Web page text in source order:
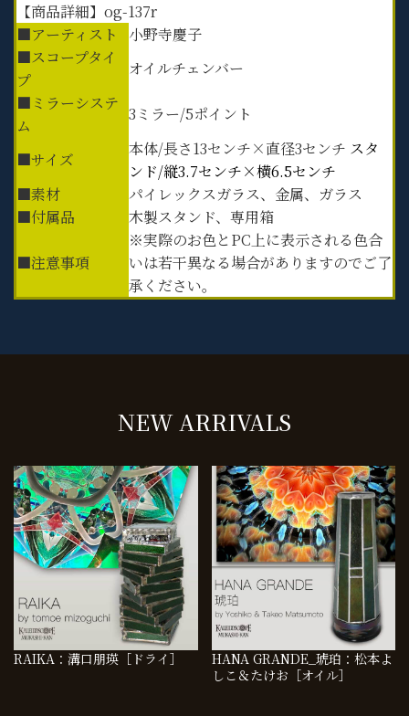
【商品詳細】og-137r
■アーティスト
小野寺慶子
■スコープタイ
プ
オイルチェンバー
■ミラーシステ
ム
3ミラー/5ポイント
■サイズ
本体/長さ13センチ×直径3センチ スタ
ンド/縦3.7センチ×横6.5センチ
■素材
パイレックスガラス、金属、ガラス
■付属品
木製スタンド、専用箱
■注意事項
※実際のお色とPC上に表示される色合
いは若干異なる場合がありますのでご了
承ください。
NEW ARRIVALS
RAIKA：溝口朋瑛［ドライ］
HANA GRANDE_琥珀：松本よ
しこ＆たけお［オイル］